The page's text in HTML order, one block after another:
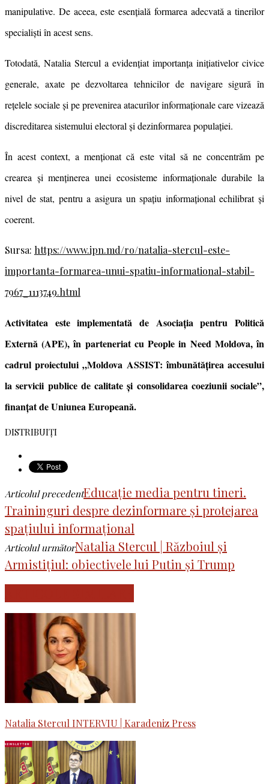
manipulative. De aceea, este esențială formarea adecvată a tinerilor
specialiști în acest sens.
Totodată, Natalia Stercul a evidențiat importanța inițiativelor civice
generale, axate pe dezvoltarea tehnicilor de navigare sigură în
rețelele sociale și pe prevenirea atacurilor informaționale care vizează
discreditarea sistemului electoral și dezinformarea populației.
În acest context, a menționat că este vital să ne concentrăm pe
crearea și menținerea unei ecosisteme informaționale durabile la
nivel de stat, pentru a asigura un spațiu informațional echilibrat și
coerent.
Sursa: https://www.ipn.md/ro/natalia-stercul-este-
importanta-formarea-unui-spatiu-informational-stabil-
7967_1113749.html
Activitatea este implementată de Asociația pentru Politică
Externă (APE), în parteneriat cu People in Need Moldova, în
cadrul proiectului „Moldova ASSIST: îmbunătățirea accesului
la servicii publice de calitate și consolidarea coeziunii sociale”,
finanțat de Uniunea Europeană.
DISTRIBUIȚI
Articolul precedentEducație media pentru tineri.
Traininguri despre dezinformare și protejarea
spațiului informațional
Articolul următorNatalia Stercul | Războiul și
Armistițiul: obiectivele lui Putin și Trump
Natalia Stercul INTERVIU | Karadeniz Press